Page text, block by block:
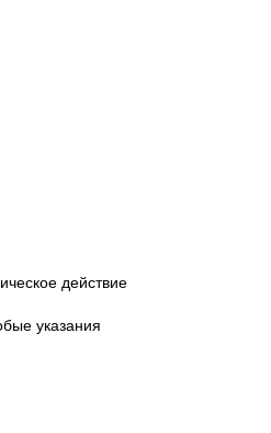
действие
указания